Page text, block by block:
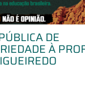
DE
À